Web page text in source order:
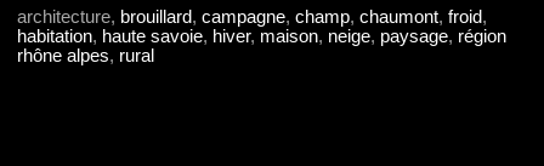
architecture, brouillard, campagne, champ, chaumont, froid,
habitation, haute savoie, hiver, maison, neige, paysage, région
rhône alpes, rural